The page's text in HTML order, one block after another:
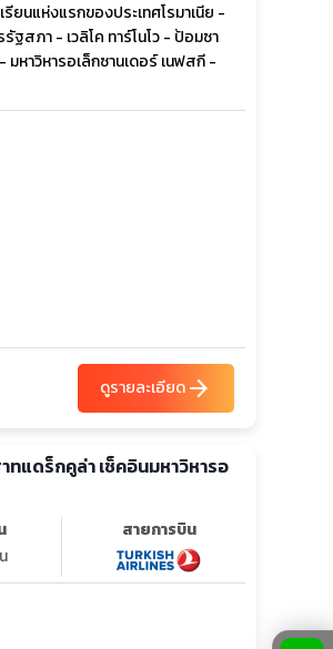
นแห่งแรกของประเทศโรมาเนีย -
สภา - เวลิโค ทาร์โนโว - ป้อมซา
หาวิหารอเล็กซานเดอร์ เนฟสกี -
ดูรายละเอียดarrow_forward
ทแดร็กคูล่า เช็คอินมหาวิหารอ
สายการบิน